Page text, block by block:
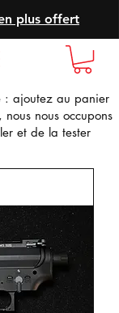
plus offert
: ajoutez au panier
nous nous occupons
et de la tester